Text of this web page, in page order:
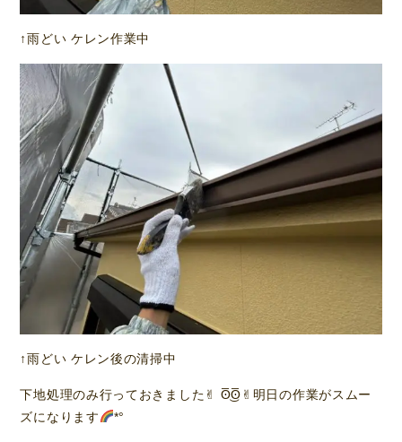
↑雨どい ケレン作業中
↑雨どい ケレン後の清掃中
下地処理のみ行っておきました✌︎ ʘ̅͜ʘ̅✌︎明日の作業がスムー
ズになります
*°